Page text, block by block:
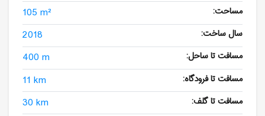
مساحت: 105 m²
سال ساخت: 2018
مسافت تا ساحل: 400 m
مسافت تا فرودگاه: 11 km
مسافت تا گلف: 30 km